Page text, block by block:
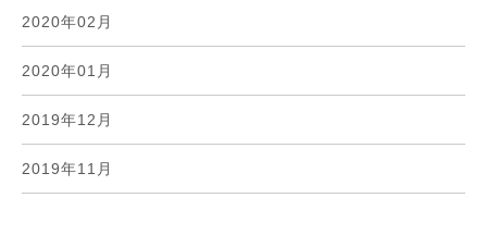
2020年02月
2020年01月
2019年12月
2019年11月